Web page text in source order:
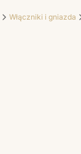
Włączniki i gniazda